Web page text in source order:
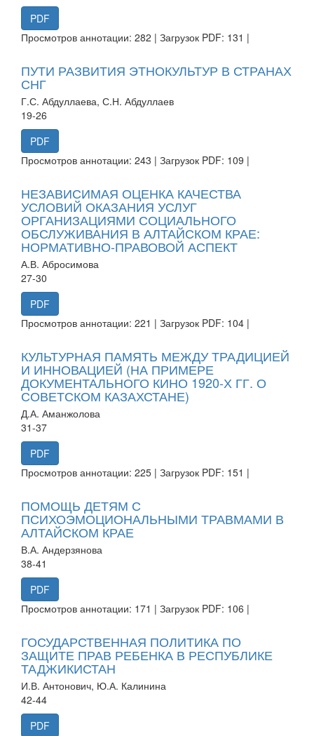
PDF
Просмотров аннотации: 282 | Загрузок PDF: 131 |
ПУТИ РАЗВИТИЯ ЭТНОКУЛЬТУР В СТРАНАХ
СНГ
Г.С. Абдуллаева, С.Н. Абдуллаев
19-26
PDF
Просмотров аннотации: 243 | Загрузок PDF: 109 |
НЕЗАВИСИМАЯ ОЦЕНКА КАЧЕСТВА
УСЛОВИЙ ОКАЗАНИЯ УСЛУГ
ОРГАНИЗАЦИЯМИ СОЦИАЛЬНОГО
ОБСЛУЖИВАНИЯ В АЛТАЙСКОМ КРАЕ:
НОРМАТИВНО-ПРАВОВОЙ АСПЕКТ
А.В. Абросимова
27-30
PDF
Просмотров аннотации: 221 | Загрузок PDF: 104 |
КУЛЬТУРНАЯ ПАМЯТЬ МЕЖДУ ТРАДИЦИЕЙ
И ИННОВАЦИЕЙ (НА ПРИМЕРЕ
ДОКУМЕНТАЛЬНОГО КИНО 1920-Х ГГ. О
СОВЕТСКОМ КАЗАХСТАНЕ)
Д.А. Аманжолова
31-37
PDF
Просмотров аннотации: 225 | Загрузок PDF: 151 |
ПОМОЩЬ ДЕТЯМ С
ПСИХОЭМОЦИОНАЛЬНЫМИ ТРАВМАМИ В
АЛТАЙСКОМ КРАЕ
В.А. Андерзянова
38-41
PDF
Просмотров аннотации: 171 | Загрузок PDF: 106 |
ГОСУДАРСТВЕННАЯ ПОЛИТИКА ПО
ЗАЩИТЕ ПРАВ РЕБЕНКА В РЕСПУБЛИКЕ
ТАДЖИКИСТАН
И.В. Антонович, Ю.А. Калинина
42-44
PDF